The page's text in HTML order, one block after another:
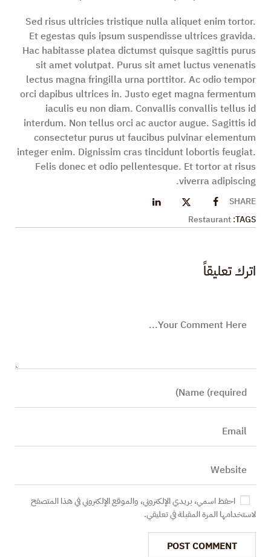
Sed risus ultricies tristique nulla aliquet enim tortor.
Et egestas quis ipsum suspendisse ultrices gravida.
Hac habitasse platea dictumst quisque sagittis purus
sit amet volutpat. Purus sit amet luctus venenatis
lectus magna fringilla urna porttitor. Ac odio tempor
orci dapibus ultrices in. Justo eget magna fermentum
iaculis eu non diam. Convallis convallis tellus id
interdum. Non tellus orci ac auctor augue. Sagittis id
consectetur purus ut faucibus pulvinar elementum
integer enim. Dignissim cras tincidunt lobortis feugiat.
Felis donec et odio pellentesque. Et tortor at risus
viverra adipiscing.
SHARE
TAGS:
Restaurant
اترك تعليقاً
احفظ اسمي، بريدي الإلكتروني، والموقع الإلكتروني في هذا المتصفح
لاستخدامها المرة المقبلة في تعليقي.